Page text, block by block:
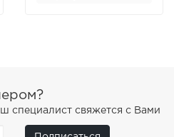
специалист свяжется с Вами